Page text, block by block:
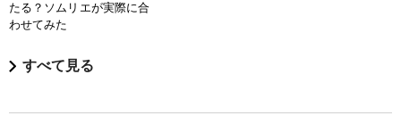
たる？ソムリエが実際に合
わせてみた
すべて見る